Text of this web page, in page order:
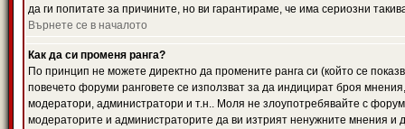
да ги попитате за причините, но ви гарантираме, че има сериозни
Върнете се в началото
Как да си променя ранга?
По принцип не можете директно да промените ранга си (който се
повечето форуми ранговете се използват за да индицират броя
модератори, администратори и т.н.. Моля не злоупотребявайте с
модераторите и администраторите да ви изтрият ненужните мнения и